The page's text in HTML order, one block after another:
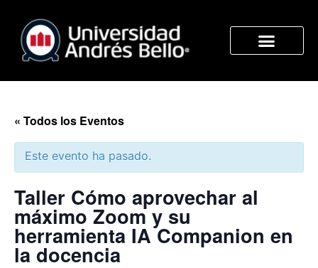
« Todos los Eventos
Este evento ha pasado.
Taller Cómo aprovechar al
máximo Zoom y su
herramienta IA Companion en
la docencia